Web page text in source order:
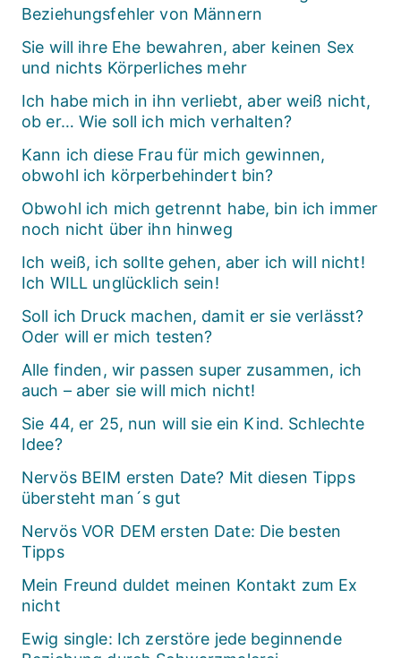
Beziehungsfehler von Männern
Sie will ihre Ehe bewahren, aber keinen Sex
und nichts Körperliches mehr
Ich habe mich in ihn verliebt, aber weiß nicht,
ob er… Wie soll ich mich verhalten?
Kann ich diese Frau für mich gewinnen,
obwohl ich körperbehindert bin?
Obwohl ich mich getrennt habe, bin ich immer
noch nicht über ihn hinweg
Ich weiß, ich sollte gehen, aber ich will nicht!
Ich WILL unglücklich sein!
Soll ich Druck machen, damit er sie verlässt?
Oder will er mich testen?
Alle finden, wir passen super zusammen, ich
auch – aber sie will mich nicht!
Sie 44, er 25, nun will sie ein Kind. Schlechte
Idee?
Nervös BEIM ersten Date? Mit diesen Tipps
übersteht man´s gut
Nervös VOR DEM ersten Date: Die besten
Tipps
Mein Freund duldet meinen Kontakt zum Ex
nicht
Ewig single: Ich zerstöre jede beginnende